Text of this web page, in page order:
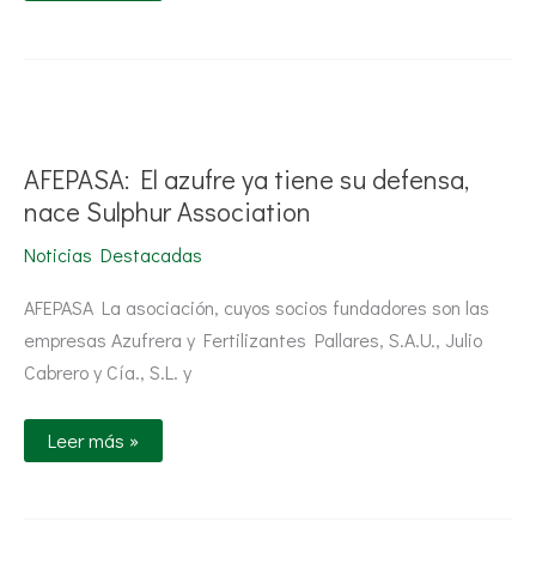
AFEPASA: El azufre ya tiene su defensa,
nace Sulphur Association
Noticias Destacadas
AFEPASA La asociación, cuyos socios fundadores son las
empresas Azufrera y Fertilizantes Pallares, S.A.U., Julio
Cabrero y Cía., S.L. y
ya
tiene
su
defensa,
Sulphur
Leer más »